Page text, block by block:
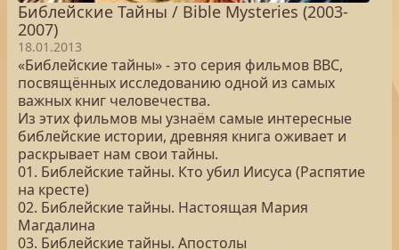
Библейские Тайны / Bible Mysteries (2003-
2007)
18.01.2013
«Библейские тайны» - это серия фильмов BBC,
посвящённых исследованию одной из самых
важных книг человечества.
Из этих фильмов мы узнаём самые интересные
библейские истории, древняя книга оживает и
раскрывает нам свои тайны.
01. Библейские тайны. Кто убил Иисуса (Распятие
на кресте)
02. Библейские тайны. Настоящая Мария
Магдалина
03. Библейские тайны. Апостолы